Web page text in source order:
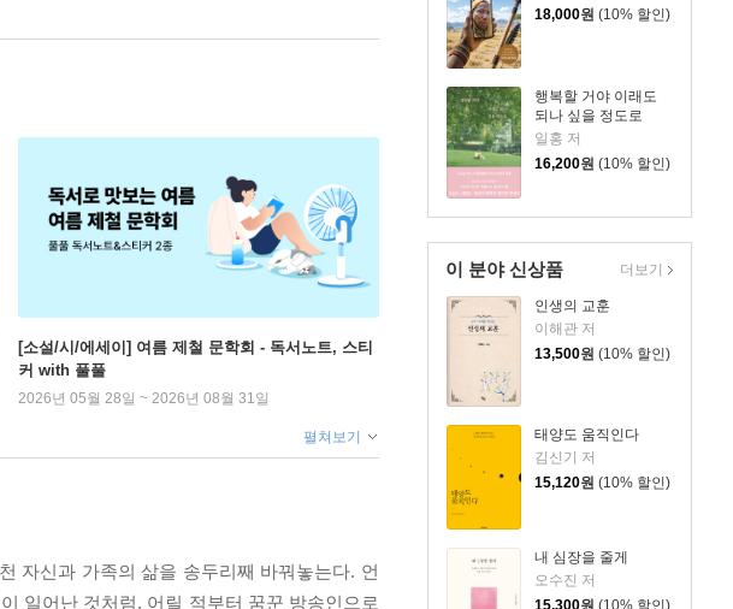
18,000원 (10% 할인)
행복할 거야 이래도
되나 싶을 정도로
일홍 저
16,200원 (10% 할인)
이 분야 신상품
인생의 교훈
이해관 저
13,500원 (10% 할인)
태양도 움직인다
김신기 저
15,120원 (10% 할인)
내 심장을 줄게
오수진 저
더보기
[소설/시/에세이] 여름 제철 문학회 - 독서노트, 스티
커 with 풀풀
2026년 05월 28일 ~ 2026년 08월 31일
펼쳐보기
자신과 가족의 삶을 송두리째 바꿔놓는다. 언
일어난 것처럼. 어릴 적부터 꿈꾼 방송인으로